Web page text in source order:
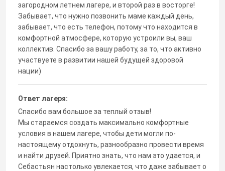
загородном летнем лагере, и второй раз в восторге!
Забывает, что нужно позвонить маме каждый день,
забывает, что есть телефон, потому что находится в
комфортной атмосфере, которую устроили вы, ваш
коллектив. Спасибо за вашу работу, за то, что активно
участвуете в развитии нашей будущей здоровой
нации)
Ответ лагеря:
Спасибо вам большое за теплый отзыв!
Мы стараемся создать максимально комфортные
условия в нашем лагере, чтобы дети могли по-
настоящему отдохнуть, разнообразно провести время
и найти друзей. Приятно знать, что нам это удается, и
Себастьян настолько увлекается, что даже забывает о